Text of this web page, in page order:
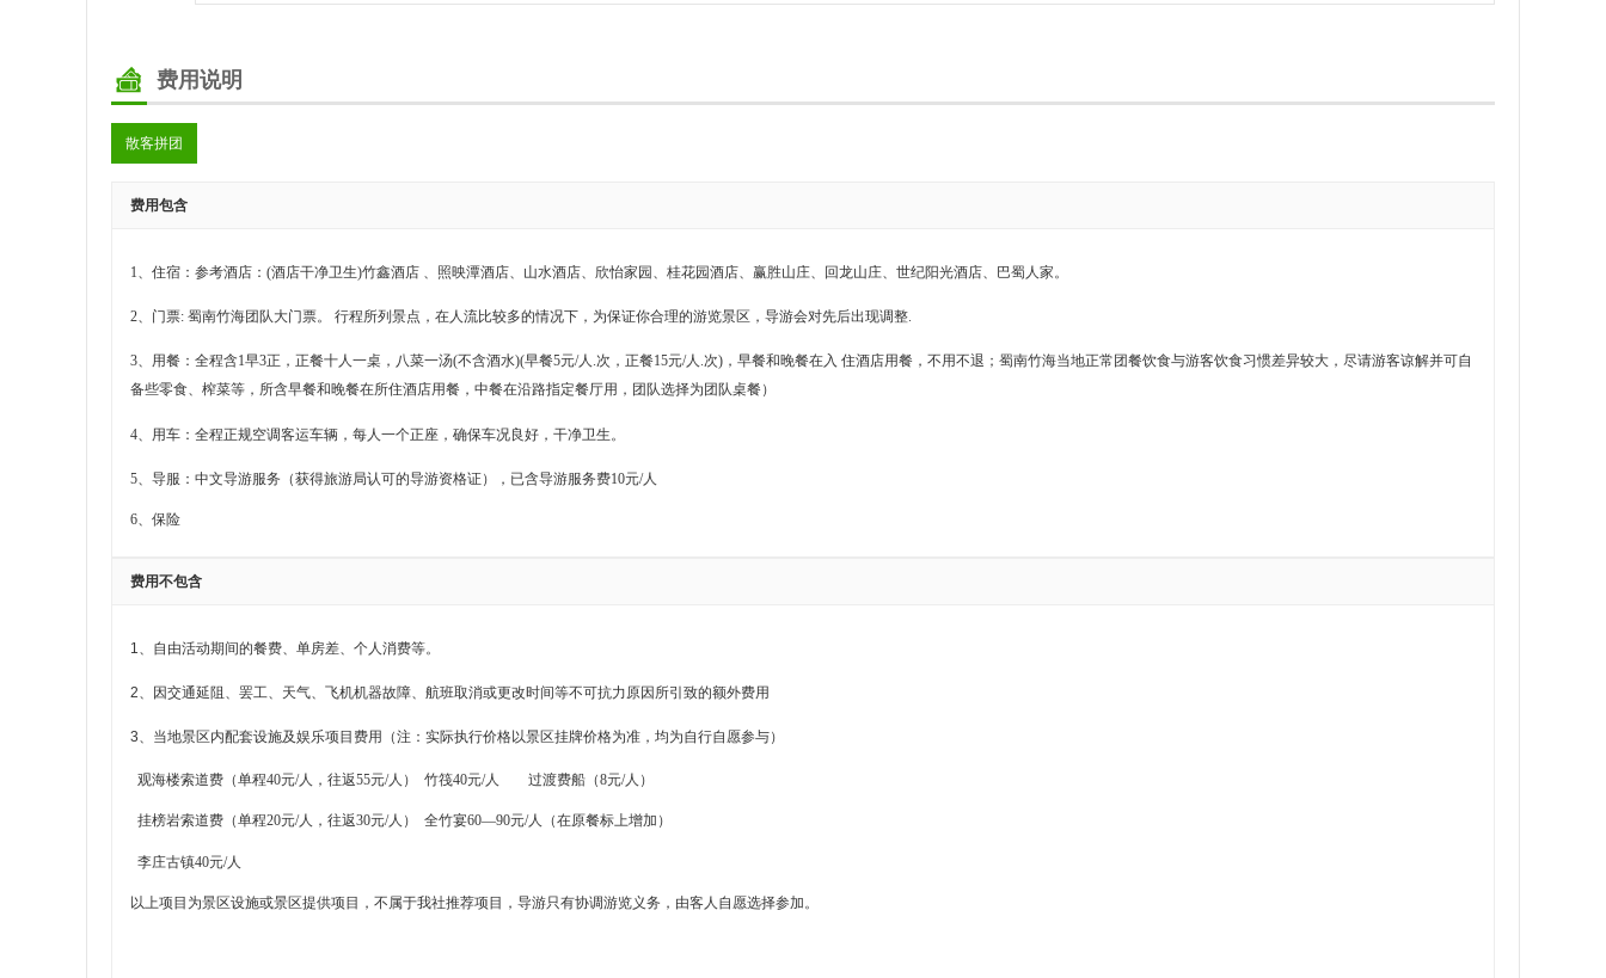
费用说明
散客拼团
费用包含
1 、住宿：参考酒店：(酒店干净卫生)竹鑫酒店 、照映潭酒店、山水酒店、欣怡家园、桂花园酒店、赢胜山庄、回龙山庄、世纪阳光酒店、巴蜀人家。
2、 门票: 蜀南竹海团队大门票。 行程所列景点，在人流比较多的情况下，为保证你合理的游览景区，导游会对先后出现调整.
3、用餐： 全程含1早3正，正餐十人一桌，八菜一汤(不含酒水)(早餐5元/人.次，正餐15元/人.次)，早餐和晚餐在入 住酒店用餐，不用不退；蜀南竹海当地正常团餐饮食与游客饮食习惯差异较大，尽请游客谅解并可自
备些零食、榨菜等，所含早餐和晚餐在所住酒店用餐，中餐在沿路指定餐厅用，团队选择为团队桌餐）
4、用车： 全程正规空调客运车辆，每人一个正座，确保车况良好，干净卫生。
5、导服： 中文导游服务（获得旅游局认可的导游资格证），已含导游服务费10元/人
6 、保险
费用不包含
1 、自由活动期间的餐费、单房差、个人消费等。
2、因交通延阻、罢工、天气、飞机机器故障、航班取消或更改时间等不可抗力原因所引致的额外费用
3、当地景区内配套设施及娱乐项目费用 （注：实际执行价格以景区挂牌价格为准，均为自行自愿参与）
观海楼索道费（单程40元/人，往返55元/人） 竹筏40元/人 过渡费船（8元/人）
挂榜岩索道费 （单程20元/人，往返30元/人） 全竹宴60—90元/人（在原餐标上增加）
李庄古镇40元/人
以上项目为景区设施或景区提供项目，不属于我社推荐项目，导游只有协调游览义务，由客人自愿选择参加。